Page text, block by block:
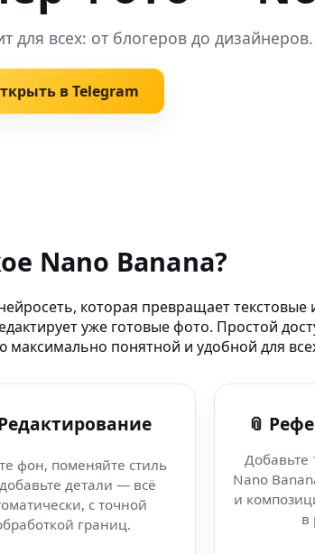
для всех: от блогеров до дизайнеров.
в Telegram
Nano Banana?
которая превращает текстовые
уже готовые фото. Простой
максимально понятной и удобной для
фон, поменяйте стиль
детали — всё
с точной
границ.
📎
Добавьте
Nano
и
в